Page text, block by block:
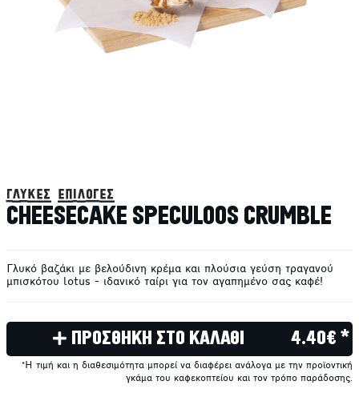
γλυκές επιλογές
CHEESECAKE SPECULOOS CRUMBLE
Γλυκό βαζάκι με βελούδινη κρέμα και πλούσια γεύση τραγανού
μπισκότου lotus - ιδανικό ταίρι για τον αγαπημένο σας καφέ!
ΠΡΟΣΘΗΚΗ ΣΤΟ ΚΑΛΑΘΙ 4.40€ *
*Η τιμή και η διαθεσιμότητα μπορεί να διαφέρει ανάλογα με την προϊοντική
γκάμα του καφεκοπτείου και τον τρόπο παράδοσης.